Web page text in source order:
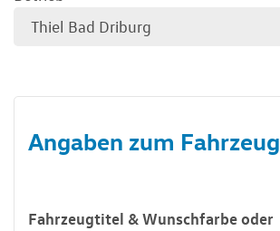
Angaben zum Fahrzeug
Fahrzeugtitel & Wunschfarbe oder